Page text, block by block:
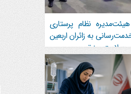
نظام پرستاری
به زائران اربعین
سلامت مرز تمرچین